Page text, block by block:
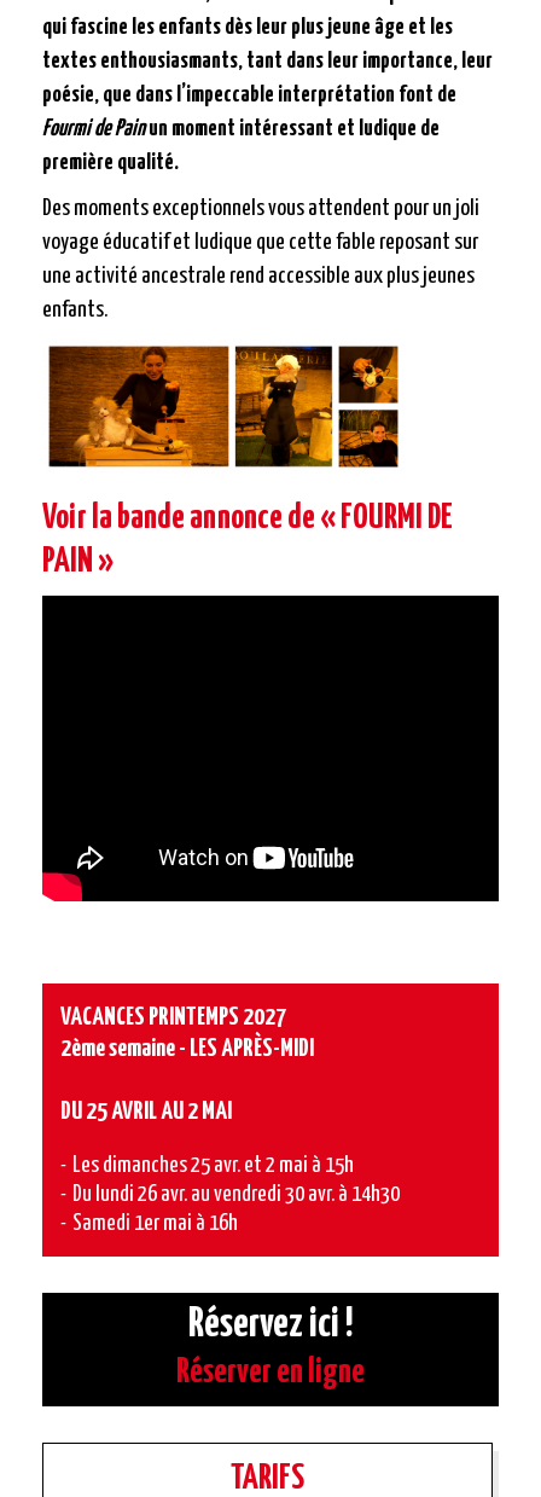
qui fascine les enfants dès leur plus jeune âge et les
textes enthousiasmants, tant dans leur importance, leur
poésie, que dans l’impeccable interprétation font de
Fourmi de Painun moment intéressant et ludique de
première qualité.
Des moments exceptionnels vous attendent pour un joli
voyage éducatif et ludique que cette fable reposant sur
une activité ancestrale rend accessible aux plus jeunes
enfants.
Voir la bande annonce de « FOURMI DE
PAIN »
VACANCES PRINTEMPS 2027
2ème semaine - LES APRÈS-MIDI
DU 25 AVRIL AU 2 MAI
Les dimanches 25 avr. et 2 mai à 15h
Du lundi 26 avr. au vendredi 30 avr. à 14h30
Samedi 1er mai à 16h
Réservez ici !
Réserver en ligne
TARIFS